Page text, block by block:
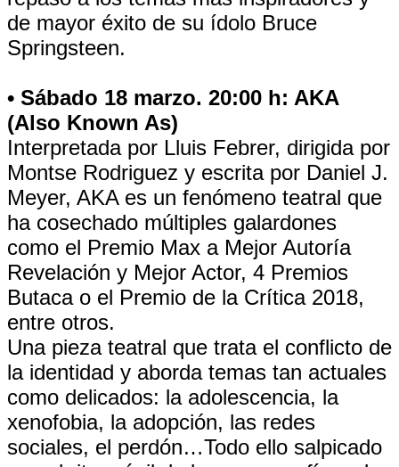
de mayor éxito de su ídolo Bruce
Springsteen.
• Sábado 18 marzo. 20:00 h: AKA
(Also Known As)
Interpretada por Lluis Febrer, dirigida por
Montse Rodriguez y escrita por Daniel J.
Meyer, AKA es un fenómeno teatral que
ha cosechado múltiples galardones
como el Premio Max a Mejor Autoría
Revelación y Mejor Actor, 4 Premios
Butaca o el Premio de la Crítica 2018,
entre otros.
Una pieza teatral que trata el conflicto de
la identidad y aborda temas tan actuales
como delicados: la adolescencia, la
xenofobia, la adopción, las redes
sociales, el perdón…Todo ello salpicado